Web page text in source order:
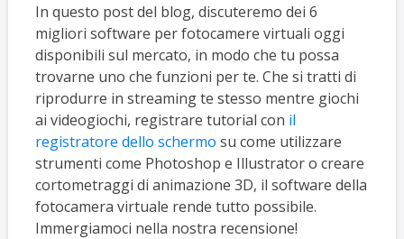
In questo post del blog, discuteremo dei 6
migliori software per fotocamere virtuali oggi
disponibili sul mercato, in modo che tu possa
trovarne uno che funzioni per te. Che si tratti di
riprodurre in streaming te stesso mentre giochi
ai videogiochi, registrare tutorial con il
registratore dello schermo su come utilizzare
strumenti come Photoshop e Illustrator o creare
cortometraggi di animazione 3D, il software della
fotocamera virtuale rende tutto possibile.
Immergiamoci nella nostra recensione!